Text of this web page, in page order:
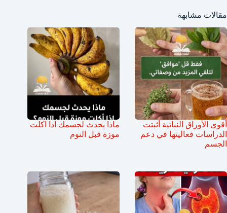
مقالات مشابهة
أقوى الأوراق النباتية أثبتت
الدراسات فعاليتها في دعم
الجسم
ماذا يحدث لجسمك اذا اكلت
موزة قبل النوم